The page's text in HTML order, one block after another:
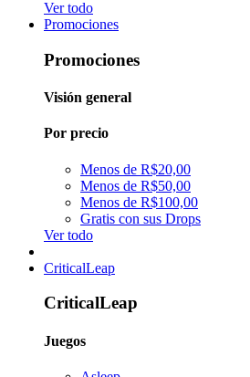
Ver todo
Promociones
Promociones
Visión general
Por precio
Menos de R$20,00
Menos de R$50,00
Menos de R$100,00
Gratis con sus Drops
Ver todo
CriticalLeap
CriticalLeap
Juegos